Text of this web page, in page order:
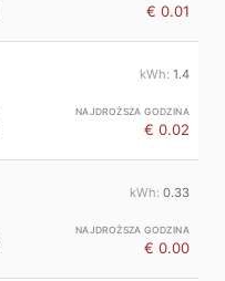
€ 0.01
1.4
€ 0.02
0.33
€ 0.00